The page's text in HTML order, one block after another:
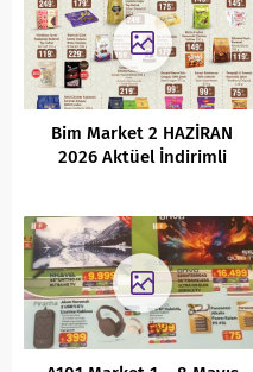
Bim Market 2 HAZİRAN
2026 Aktüel İndirimli